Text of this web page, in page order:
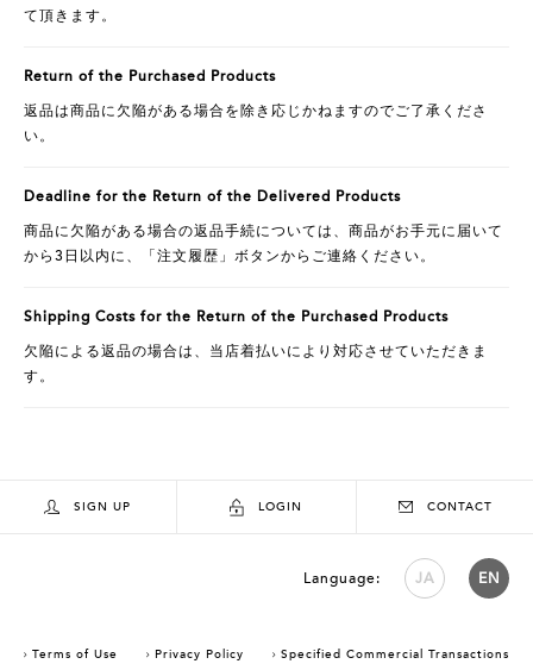
て頂きます。
Return of the Purchased Products
返品は商品に欠陥がある場合を除き応じかねますのでご了承くださ
い。
Deadline for the Return of the Delivered Products
商品に欠陥がある場合の返品手続については、商品がお手元に届いて
から3日以内に、「注文履歴」ボタンからご連絡ください。
Shipping Costs for the Return of the Purchased Products
欠陥による返品の場合は、当店着払いにより対応させていただきま
す。
SIGN UP LOGIN CONTACT
Language: JA EN
Terms of Use Privacy Policy Specified Commercial Transactions